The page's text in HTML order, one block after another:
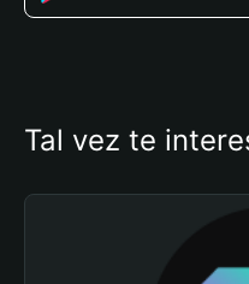
Tal vez te